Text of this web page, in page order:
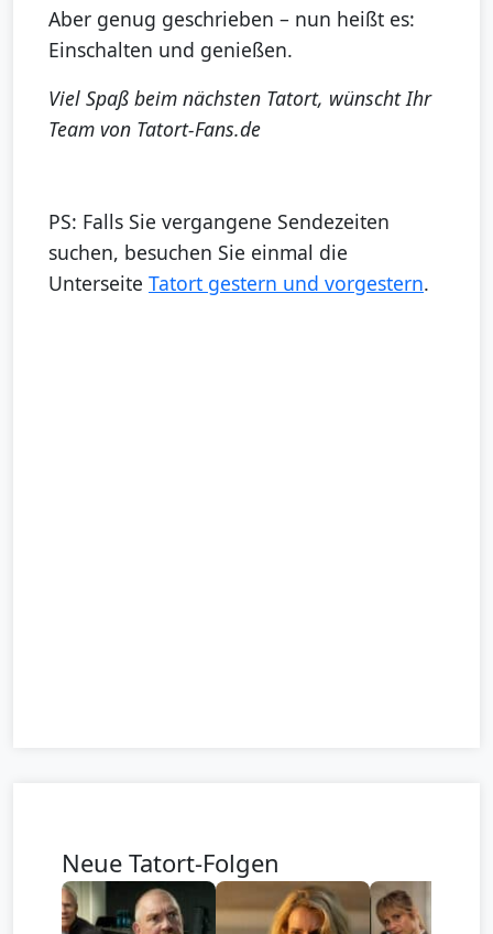
Aber genug geschrieben – nun heißt es:
Einschalten und genießen.
Viel Spaß beim nächsten Tatort, wünscht Ihr
Team von Tatort-Fans.de
PS: Falls Sie vergangene Sendezeiten
suchen, besuchen Sie einmal die
Unterseite Tatort gestern und vorgestern.
Neue Tatort-Folgen